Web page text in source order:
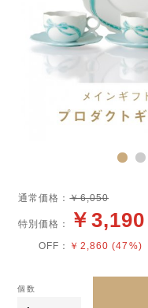
通常価格：￥6,050
特別価格： ￥3,190
OFF：
￥2,860 (47%)
個数